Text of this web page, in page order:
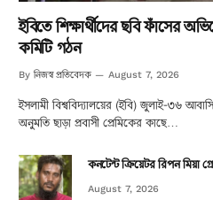
ইবিতে শিক্ষার্থীদের ছবি ফাঁসের
কমিটি গঠন
By নিজস্ব প্রতিবেদক August 7, 2026
ইসলামী বিশ্ববিদ্যালয়ের (ইবি) জুলাই-৩৬
অনুমতি ছাড়া প্রবাসী প্রেমিকের কাছে…
কনটেন্ট ক্রিয়েটর রিপন মিয়া
August 7, 2026